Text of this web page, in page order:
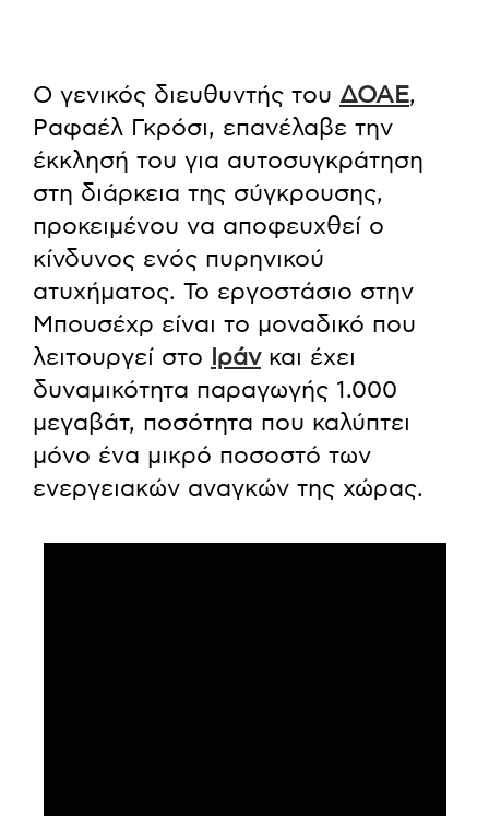
Ο γενικός διευθυντής του ΔΟΑΕ,
Ραφαέλ Γκρόσι, επανέλαβε την
έκκλησή του για αυτοσυγκράτηση
στη διάρκεια της σύγκρουσης,
προκειμένου να αποφευχθεί ο
κίνδυνος ενός πυρηνικού
ατυχήματος. Το εργοστάσιο στην
Μπουσέχρ είναι το μοναδικό που
λειτουργεί στο
Ιράνκαι έχει
δυναμικότητα παραγωγής 1.000
μεγαβάτ, ποσότητα που καλύπτει
μόνο ένα μικρό ποσοστό των
ενεργειακών αναγκών της χώρας.